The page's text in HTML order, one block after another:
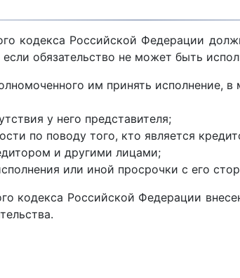
кодекса Российской Федерации
обязательство не может быть
им принять исполнение,
у него представителя;
по поводу того, кто является
и другими лицами;
или иной просрочки с его
кодекса Российской Федерации